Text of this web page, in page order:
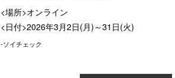
<場所>オンライン
<日付>2026年3月2日(月)～31日(火)
-ソイチェック